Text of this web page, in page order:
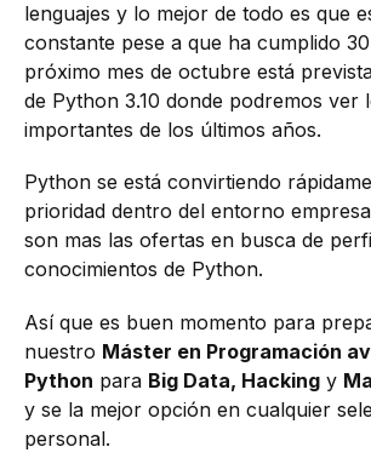
lenguajes y lo mejor de todo es que
constante pese a que ha cumplido
próximo mes de octubre está
de Python 3.10 donde podremos ver
importantes de los últimos años.
Python se está convirtiendo
prioridad dentro del entorno
son mas las ofertas en busca de
conocimientos de Python.
Así que es buen momento para
nuestro Máster en Programación
Python para Big Data, Hacking y
y se la mejor opción en cualquier
personal.